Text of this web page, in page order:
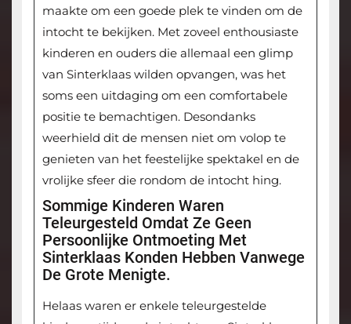
maakte om een goede plek te vinden om de
intocht te bekijken. Met zoveel enthousiaste
kinderen en ouders die allemaal een glimp
van Sinterklaas wilden opvangen, was het
soms een uitdaging om een comfortabele
positie te bemachtigen. Desondanks
weerhield dit de mensen niet om volop te
genieten van het feestelijke spektakel en de
vrolijke sfeer die rondom de intocht hing.
Sommige Kinderen Waren
Teleurgesteld Omdat Ze Geen
Persoonlijke Ontmoeting Met
Sinterklaas Konden Hebben Vanwege
De Grote Menigte.
Helaas waren er enkele teleurgestelde